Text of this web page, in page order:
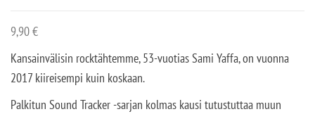
9,90€
Kansainvälisin rocktähtemme, 53-vuotias Sami Yaffa, on vuonna
2017 kiireisempi kuin koskaan.
Palkitun Sound Tracker -sarjan kolmas kausi tutustuttaa muun